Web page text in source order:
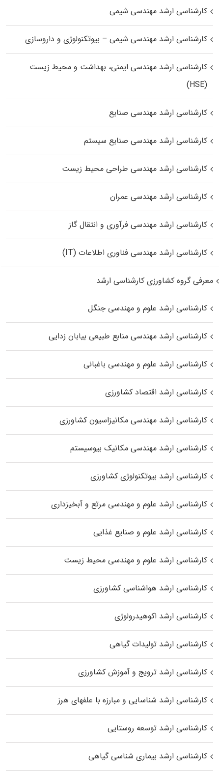
کارشناسی ارشد مهندسی شیمی
کارشناسی ارشد مهندسی شیمی – بیوتکنولوژی و داروسازی
کارشناسی ارشد مهندسی ایمنی، بهداشت و محیط زیست
(HSE)
کارشناسی ارشد مهندسی صنایع
کارشناسی ارشد مهندسی صنایع سیستم
کارشناسی ارشد مهندسی طراحی محیط زیست
کارشناسی ارشد مهندسی عمران
کارشناسی ارشد مهندسی فرآوری و انتقال گاز
کارشناسی ارشد مهندسی فناوری اطلاعات (IT)
معرفی گروه کشاورزی کارشناسی ارشد
کارشناسی ارشد علوم و مهندسی جنگل
کارشناسی ارشد مهندسی منابع طبیعی بیابان زدایی
کارشناسی ارشد علوم و مهندسی باغبانی
کارشناسی ارشد اقتصاد کشاورزی
کارشناسی ارشد مهندسی مکانیزاسیون کشاورزی
کارشناسی ارشد مهندسی مکانیک بیوسیستم
کارشناسی ارشد بیوتکنولوژی کشاورزی
کارشناسی ارشد علوم و مهندسی مرتع و آبخیزداری
کارشناسی ارشد علوم و صنایع غذایی
کارشناسی ارشد علوم و مهندسی محیط زیست
کارشناسی ارشد هواشناسی کشاورزی
کارشناسی ارشد اکوهیدرولوژی
کارشناسی ارشد تولیدات گیاهی
کارشناسی ارشد ترویج و آموزش کشاورزی
کارشناسی ارشد شناسایی و مبارزه با علفهای هرز
کارشناسی ارشد توسعه روستایی
کارشناسی ارشد بیماری‌ شناسی گیاهی